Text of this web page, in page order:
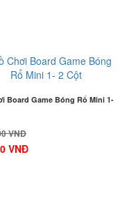
Board Game Bóng Rổ Mini 1-
VNĐ
VNĐ